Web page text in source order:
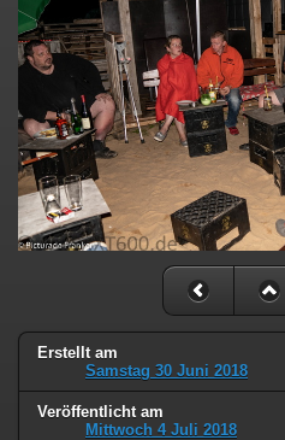
Erstellt am
Samstag 30 Juni 2018
Veröffentlicht am
Mittwoch 4 Juli 2018